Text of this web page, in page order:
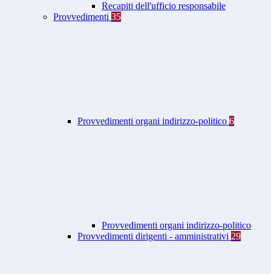
Recapiti dell'ufficio responsabile
Provvedimenti 35
Provvedimenti organi indirizzo-politico 6
Provvedimenti organi indirizzo-politico
Provvedimenti dirigenti - amministrativi 29